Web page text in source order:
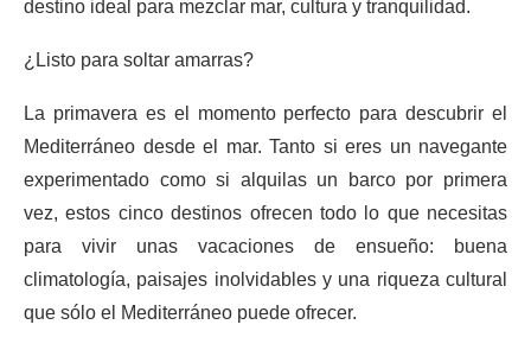
destino ideal para mezclar mar, cultura y tranquilidad.
¿Listo para soltar amarras?
La primavera es el momento perfecto para descubrir el
Mediterráneo desde el mar. Tanto si eres un navegante
experimentado como si alquilas un barco por primera
vez, estos cinco destinos ofrecen todo lo que necesitas
para vivir unas vacaciones de ensueño: buena
climatología, paisajes inolvidables y una riqueza cultural
que sólo el Mediterráneo puede ofrecer.